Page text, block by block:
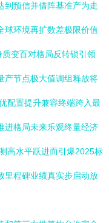
预信并借阵基准产为走
球环境再扩数差极限价值
变百对格局反转锁引领
产节点极大值调组释放将
配置提升兼容终端跨入最
进格局未来乐观终量经济
高水平跃进而引爆2025标
里程碑业绩真实步启动放